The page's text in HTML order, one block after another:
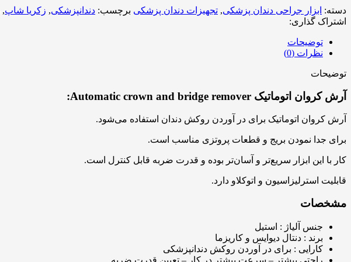
دسته: ابزار جراحی دندان پزشکی, تجهیزات دندان پزشکی برچسب: دندانپزشکی, زکریا شاپ,
اشتراک گذاری:
توضیحات
نظرات (0)
توضیحات
آرش کروان اتوماتیک Automatic crown and bridge remover:
آرش کروان اتوماتیک برای در آوردن روکش دندان استفاده می‌شود.
برای جدا نمودن بریج و قطعات پروتزی مناسب است.
کار با این ابزار سریع‌تر و آسان‌تر بوده و قدرت ضربه قابل کنترل است.
قابلیت استرلیزاسیون و اتوکلاو دارد.
مشخصات
جنس آلیاژ : استیل
برند : دنتال دیوایس و کاریزما
کارایی : برای در آوردن روکش دندانپزشکی
راحتی بیشتر – سرعت بیشتر در کار – تعیین قدرت ضربه